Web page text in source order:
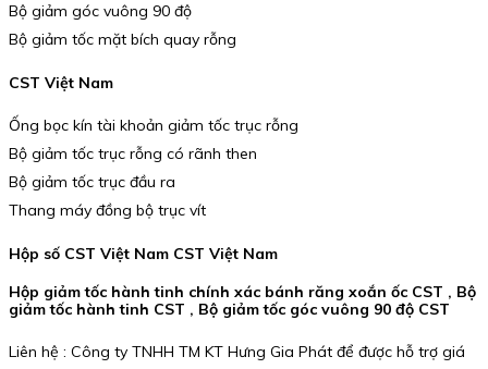
Bộ giảm góc vuông 90 độ
Bộ giảm tốc mặt bích quay rỗng
CST Việt Nam
Ống bọc kín tài khoản giảm tốc trục rỗng
Bộ giảm tốc trục rỗng có rãnh then
Bộ giảm tốc trục đầu ra
Thang máy đồng bộ trục vít
Hộp số CST Việt Nam CST Việt Nam
Hộp giảm tốc hành tinh chính xác bánh răng xoắn ốc CST , Bộ
giảm tốc hành tinh CST , Bộ giảm tốc góc vuông 90 độ CST
Liên hệ : Công ty TNHH TM KT Hưng Gia Phát để được hỗ trợ giá